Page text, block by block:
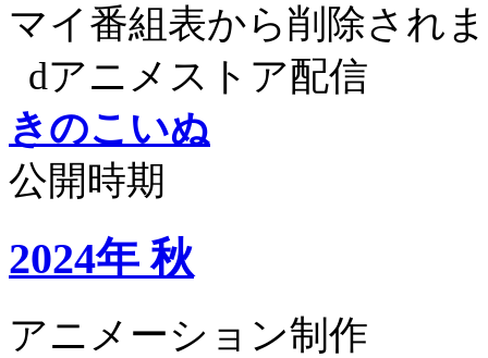
マイ番組表から削除され
dアニメストア配信
きのこいぬ
公開時期
2024年 秋
アニメーション制作